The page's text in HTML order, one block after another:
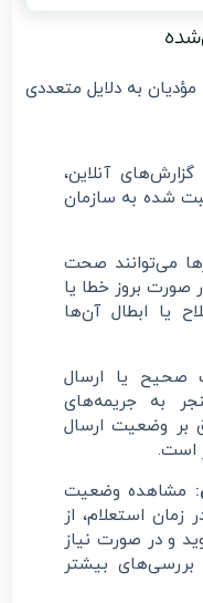
به دلایل متعددی
آنلاین،
شده به سازمان
می‌توانند صحت
صورت بروز خطا یا
یا ابطال آن‌ها
صحیح یا ارسال
به جریمه‌های
بر وضعیت ارسال
است.
مشاهده وضعیت
استعلام، از
و در صورت نیاز
بیشتر